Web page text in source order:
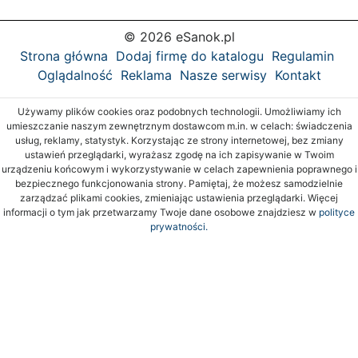
© 2026 eSanok.pl
Strona główna Dodaj firmę do katalogu Regulamin
Oglądalność Reklama Nasze serwisy Kontakt
Używamy plików cookies oraz podobnych technologii. Umożliwiamy ich
umieszczanie naszym zewnętrznym dostawcom m.in. w celach: świadczenia
usług, reklamy, statystyk. Korzystając ze strony internetowej, bez zmiany
ustawień przeglądarki, wyrażasz zgodę na ich zapisywanie w Twoim
urządzeniu końcowym i wykorzystywanie w celach zapewnienia poprawnego i
bezpiecznego funkcjonowania strony. Pamiętaj, że możesz samodzielnie
zarządzać plikami cookies, zmieniając ustawienia przeglądarki. Więcej
informacji o tym jak przetwarzamy Twoje dane osobowe znajdziesz w polityce
prywatności.